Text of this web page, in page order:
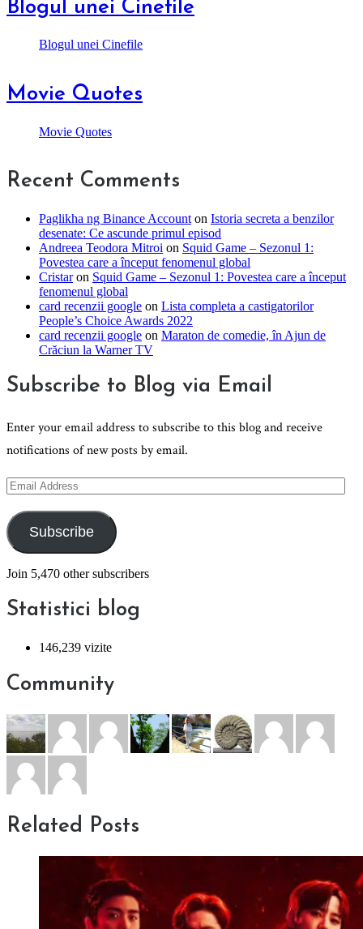
Blogul unei Cinefile
Blogul unei Cinefile
Movie Quotes
Movie Quotes
Recent Comments
Paglikha ng Binance Account on Istoria secreta a benzilor
desenate: Ce ascunde primul episod
Andreea Teodora Mitroi on Squid Game – Sezonul 1:
Povestea care a început fenomenul global
Cristaron Squid Game – Sezonul 1: Povestea care a început
fenomenul global
card recenzii google on Lista completa a castigatorilor
People’s Choice Awards 2022
card recenzii google on Maraton de comedie, în Ajun de
Crăciun la Warner TV
Subscribe to Blog via Email
Enter your email address to subscribe to this blog and receive
notifications of new posts by email.
Email
Address
Subscribe
Join 5,470 other subscribers
Statistici blog
146,239 vizite
Community
Related Posts